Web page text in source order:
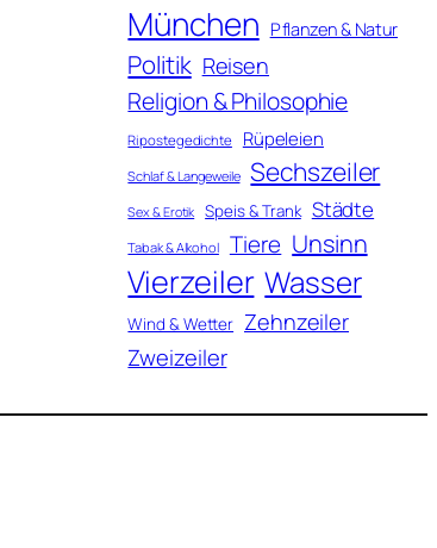
München Pflanzen & Natur
Politik Reisen
Religion & Philosophie
Ripostegedichte Rüpeleien
Schlaf & Langeweile Sechszeiler
Sex & Erotik Speis & Trank Städte
Tabak & Alkohol Tiere Unsinn
Vierzeiler Wasser
Wind & Wetter Zehnzeiler
Zweizeiler